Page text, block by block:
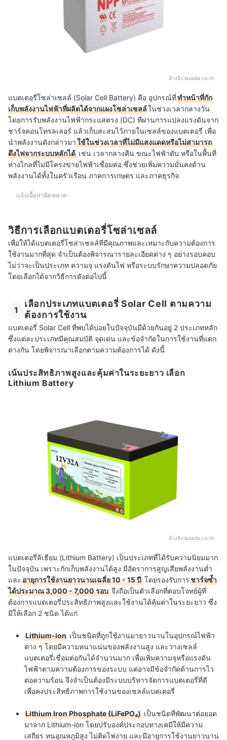
อ้างอิง:lazada.co.th
แบตเตอรี่โซล่าเซลล์ (Solar Cell Battery) คือ อุปกรณ์ที่ทำหน้าที่กัก
เก็บพลังงานไฟฟ้าที่ผลิตได้จากแผงโซล่าเซลล์ในช่วงเวลากลางวัน
โดยการรับพลังงานไฟฟ้ากระแสตรง (DC) ที่ผ่านการแปลงแรงดันจาก
ชาร์จคอนโทรลเลอร์ แล้วเก็บสะสมไว้ภายในเซลล์ของแบตเตอรี่ เพื่อ
นำพลังงานดังกล่าวมาใช้ในช่วงเวลาที่ไม่มีแสงแดดหรือไม่สามารถ
ดึงไฟจากระบบหลักได้ เช่น เวลากลางคืน ขณะไฟฟ้าดับ หรือในพื้นที่
ห่างไกลที่ไม่มีโครงข่ายไฟฟ้าเชื่อมต่อ ซึ่งช่วยเพิ่มความมั่นคงด้าน
พลังงานได้ทั้งในครัวเรือน ภาคการเกษตร และภาคธุรกิจ
แจ้งเนื้อหาผิดพลาด
วิธีการเลือกแบตเตอรี่โซล่าเซลล์
เพื่อให้ได้แบตเตอรี่โซล่าเซลล์ที่มีคุณภาพและเหมาะกับความต้องการ
ใช้งานมากที่สุด จำเป็นต้องพิจารณารายละเอียดต่าง ๆ อย่างรอบคอบ
ไม่ว่าจะเป็นประเภท ความจุ แรงดันไฟ หรือระบบรักษาความปลอดภัย
โดยเลือกได้จากวิธีการดังต่อไปนี้
1
เลือกประเภทแบตเตอรี่ Solar Cell ตามความ
ต้องการใช้งาน
แบตเตอรี่ Solar Cell ที่พบได้บ่อยในปัจจุบันมีด้วยกันอยู่ 2 ประเภทหลัก
ซึ่งแต่ละประเภทมีคุณสมบัติ จุดเด่น และข้อจำกัดในการใช้งานที่แตก
ต่างกัน โดยพิจารณาเลือกตามความต้องการได้ ดังนี้
เน้นประสิทธิภาพสูงและคุ้มค่าในระยะยาว เลือก
Lithium Battery
อ้างอิง:lazada.co.th
แบตเตอรี่ลิเธียม (Lithium Battery) เป็นประเภทที่ได้รับความนิยมมาก
ในปัจจุบัน เพราะกักเก็บพลังงานได้สูง มีอัตราการสูญเสียพลังงานต่ำ
และอายุการใช้งานยาวนานเฉลี่ย 10 - 15 ปี โดยรองรับการชาร์จซ้ำ
ได้ประมาณ 3,000 - 7,000 รอบ จึงถือเป็นตัวเลือกที่ตอบโจทย์ผู้ที่
ต้องการแบตเตอรี่ประสิทธิภาพสูงและใช้งานได้คุ้มค่าในระยะยาว ซึ่ง
มีให้เลือก 2 ชนิด ได้แก่
Lithium-ion เป็นชนิดที่ถูกใช้งานมายาวนานในอุปกรณ์ไฟฟ้า
ต่าง ๆ โดยมีความหนาแน่นของพลังงานสูง และวางเซลล์
แบตเตอรี่เชื่อมต่อกันได้จำนวนมาก เพื่อเพิ่มความจุหรือแรงดัน
ไฟฟ้าตามความต้องการของระบบ แต่อาจมีข้อจำกัดด้านการไว
ต่อความร้อน จึงจำเป็นต้องมีระบบบริหารจัดการแบตเตอรี่ที่ดี
เพื่อคงประสิทธิภาพการใช้งานของเซลล์แบตเตอรี่
Lithium Iron Phosphate (LiFePO₄) เป็นชนิดที่พัฒนาต่อยอด
มาจาก Lithium-ion โดยปรับองค์ประกอบทางเคมีให้มีความ
เสถียร ทนอุณหภูมิสูง ไม่ติดไฟง่าย และมีอายุการใช้งานยาวนาน